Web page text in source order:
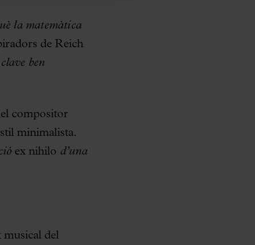
la matemàtica
de Reich
ben
compositor
minimalista.
ex nihilo d’una
musical del